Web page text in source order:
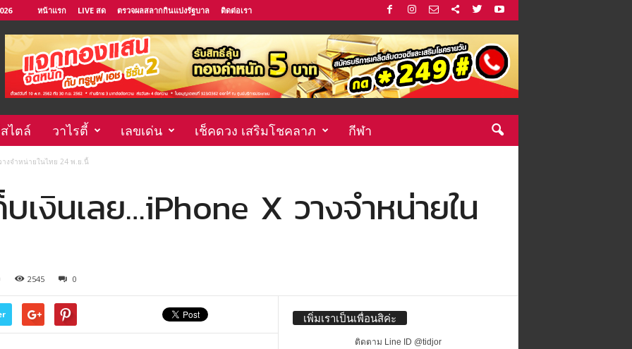
หน้าแรก LIVE สด ตรวจผลสลากกินแบ่งรัฐบาล ติดต่อเรา
ไตล์ วาไรตี้ เลขเด่น เช็คดวง เสริมโชคลาภ กีฬา
างจำหน่ายในไทย 24 พ.ย.นี้
บเงินเลย…iPhone X วางจำหน่ายใน
2545 0
เพิ่มเราเป็นเพื่อนสิค่ะ
ติดตาม Line ID @tidjor